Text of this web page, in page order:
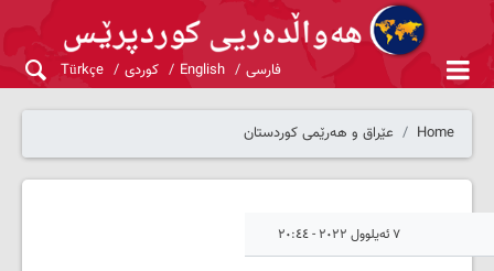
فارسی English کوردی Türkçe
Home عێراق و هەرێمی کوردستان
٧ ئەیلوول ٢٠٢٢ - ٢٠:٤٤